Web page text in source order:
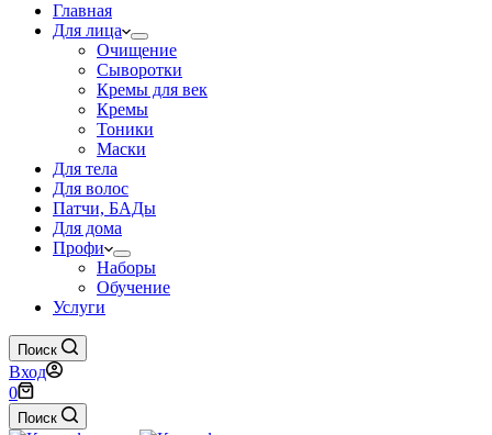
Главная
Для лица
Очищение
Сыворотки
Кремы для век
Кремы
Тоники
Маски
Для тела
Для волос
Патчи, БАДы
Для дома
Профи
Наборы
Обучение
Услуги
Поиск
Вход
Корзина
0
Поиск